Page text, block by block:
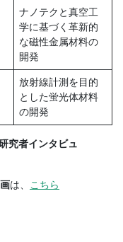
ナノテクと真空工
学に基づく革新的
な磁性金属材料の
開発
放射線計測を目的
とした蛍光体材料
の開発
究者インタビュ
は、 こちら